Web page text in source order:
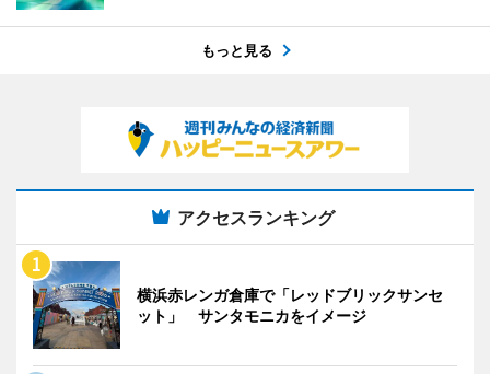
もっと見る
アクセスランキング
横浜赤レンガ倉庫で「レッドブリックサンセ
ット」 サンタモニカをイメージ